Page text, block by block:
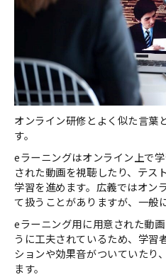
オンライン研修とよく似た言葉
す。
eラーニングはオンライン上で
された動画を視聴したり、テス
学習を進めます。広義ではオン
て扱うことがありますが、一般
eラーニング用に用意された動
うに工夫されているため、学習
ションや効果音がついていたり
ます。